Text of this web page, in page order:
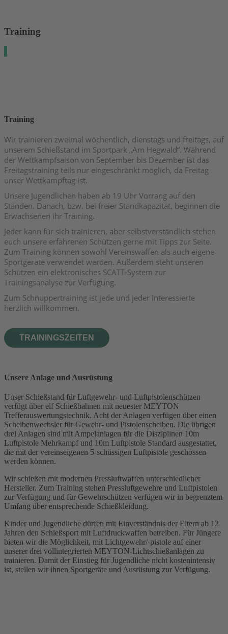
Training
Training
Wir trainieren zweimal wöchentlich, dienstags und freitags, auf
unserem Schießstand im Sportpark „Am Hegwald“. Während
der Wettkampfsaison von September bis Dezember ist das
Freitagstraining teils nur eingeschränkt möglich, da Freitag
unser Wettkampftag ist.
Unsere Jugendlichen haben ab 19 Uhr Vorrang auf den
Ständen. Danach, bzw. bei freier Standkapazität, beginnen die
Erwachsenen ihr Training.
Jeder kann für sich trainieren, aber selbstverständlich stehen
euch unsere erfahrenen Schützen gerne mit Tipps zur Seite.
Zum Training können sowohl Vereinswaffen als auch eigene
Sportgeräte verwendet werden. Außerdem steht unseren
Schützen ein elektronisches SCATT-System zur
Trainingsanalyse zur Verfügung.
Zum Schnuppertraining ist jede und jeder Interessierte
herzlich willkommen.
TRAININGSZEITEN
Unsere Anlage und Ausrüstung
Unser Schießstand für Luftgewehr- und Luftpistolenschützen
verfügt über elf Schießbahnen mit neuester MEYTON
Trefferauswertungstechnik. Acht der Anlagen verfügen über einen
Scheibenwechsler für Gewehr- und Pistolenscheiben. Die übrigen
drei Anlagen sind mit Ampelanlagen für die Disziplinen 10m
Luftpistole Mehrkampf und 10m Luftpistole Standard ausgestattet,
die mit der vereinseigenen 5-schüssigen Luftpistole geschossen
werden können.
Wir schießen mit modernen Pressluftwaffen unterschiedlicher
Hersteller. Zum Training stehen Pressluftgewehre und Luftpistolen
zur Verfügung und für Gewehrschützen verfügen wir in begrenztem
Umfang über entsprechende Schießkleidung.
Kinder und Jugendliche dürfen mit Einverständnis der Eltern ab 12
Jahren den Schießsport mit Luftdruckwaffen betreiben. Für Jüngere
bieten wir die Möglichkeit, mit Lichtgewehr/-pistole auf einer
unserer drei vollintegrierten MEYTON-Lichtschießanlagen zu
trainieren. Damit der Einstieg für Jugendliche nicht kostenintensiv
ist, stellen wir ihnen Sportgeräte und Ausrüstung zur Verfügung.